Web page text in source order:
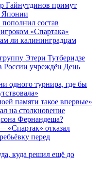
Гайнутдинов примут
Японии
состав
«Спартака»
ли калининградцам
Этери Тутберидзе
России учреждён День
одного турнира, где бы
памяти такое впервые»
на столкновение
Фернандеша?
«Спартак» отказал
перед
куда решил ещё до